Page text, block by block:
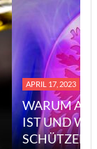
APRIL 17, 2023
WARUM
IST UND
SCHÜTZEN